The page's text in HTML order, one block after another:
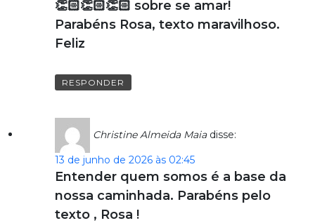
👏🏻👏🏻👏🏻 sobre se amar!
Parabéns Rosa, texto maravilhoso.
Feliz
RESPONDER
Christine Almeida Maia disse:
13 de junho de 2026 às 02:45
Entender quem somos é a base da
nossa caminhada. Parabéns pelo
texto , Rosa !